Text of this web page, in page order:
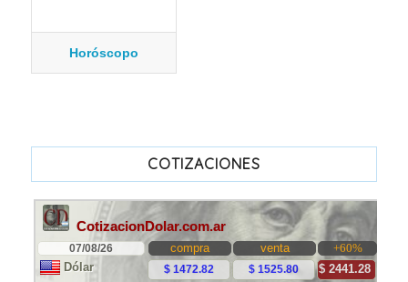
Horóscopo
COTIZACIONES